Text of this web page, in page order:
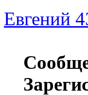
Евгений